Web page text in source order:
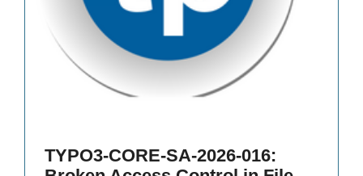
TYPO3-CORE-SA-2026-016: